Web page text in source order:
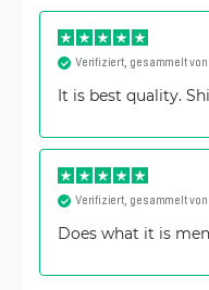
Verifiziert, gesammelt
It is best quality.
Verifiziert, gesammelt
Does what it is